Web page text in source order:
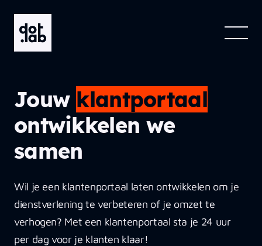
Jouw klantportaal
ontwikkelen we
samen
Wil je een klantenportaal laten ontwikkelen om je
dienstverlening te verbeteren of je omzet te
verhogen? Met een klantenportaal sta je 24 uur
per dag voor je klanten klaar!